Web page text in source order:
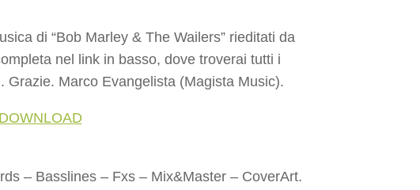
di “Bob Marley & The Wailers” rieditati da
nel link in basso, dove troverai tutti i
Marco Evangelista (Magista Music).
– Basslines – Fxs – Mix&Master – CoverArt.